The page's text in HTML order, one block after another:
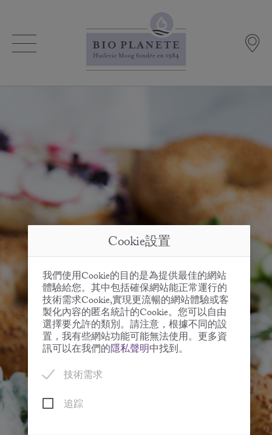
Cookie設置
我們使用Cookie的目的是為提供最佳的網站
體驗給您。其中包括確保網站能正常運行的
技術需求Cookie,實現更流暢的網站體驗或客
製化內容的匿名統計的Cookie。您可以自由
選擇要允許的類別。請注意，根據不同的設
置，我有些網站功能可能無法使用。更多資
訊可以在我們的隱私聲明中找到。
技術需求
追踪